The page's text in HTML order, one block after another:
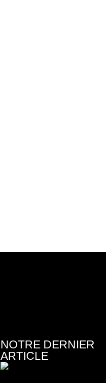
NOTRE DERNIER
ARTICLE